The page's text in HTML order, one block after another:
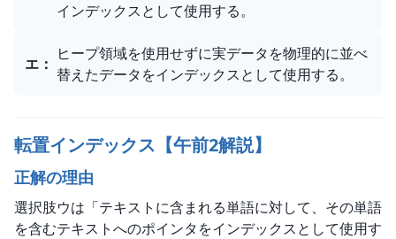
インデックスとして使用する。
エ ：
ヒープ領域を使用せずに実データを物理的に並べ
替えたデータをインデックスとして使用する。
転置インデックス【午前2解説】
正解の理由
選択肢ウは「テキストに含まれる単語に対して、その単語
を含むテキストへのポインタをインデックスとして使用す